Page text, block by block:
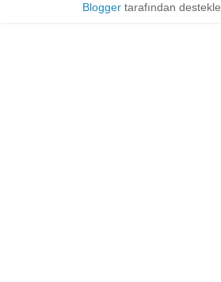
Bloggertarafından